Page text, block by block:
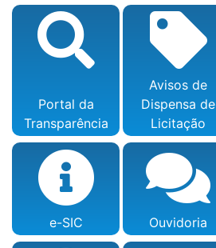
Portal da
Transparência
Avisos de
Dispensa de
Licitação
e-SIC Ouvidoria